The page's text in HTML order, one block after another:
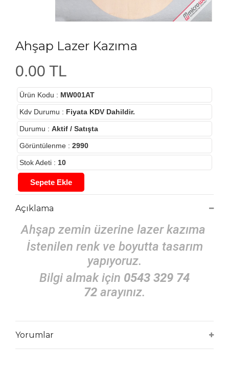
Ahşap Lazer Kazıma
0.00 TL
Ürün Kodu : MW001AT
Kdv Durumu : Fiyata KDV Dahildir.
Durumu : Aktif / Satışta
Görüntülenme : 2990
Stok Adeti : 10
Sepete Ekle
Açıklama
Ahşap zemin üzerine lazer kazıma
İstenilen renk ve boyutta tasarım
yapıyoruz.
Bilgi almak için 0543 329 74
72arayınız.
Yorumlar